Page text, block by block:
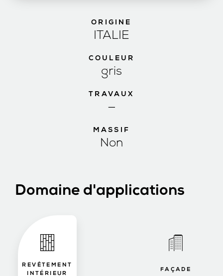
ORIGINE
ITALIE
COULEUR
gris
TRAVAUX
—
MASSIF
Non
Domaine d'applications
REVÊTEMENT
INTÉRIEUR
FAÇADE